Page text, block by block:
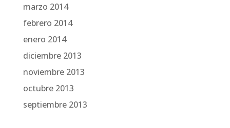
marzo 2014
febrero 2014
enero 2014
diciembre 2013
noviembre 2013
octubre 2013
septiembre 2013